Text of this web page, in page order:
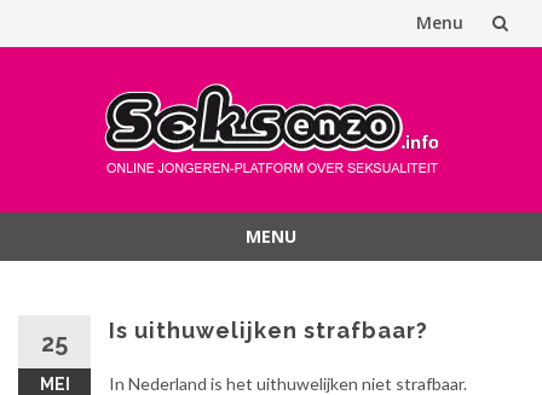
Menu
MENU
25
MEI
Is uithuwelijken strafbaar?
In Nederland is het uithuwelijken niet strafbaar.